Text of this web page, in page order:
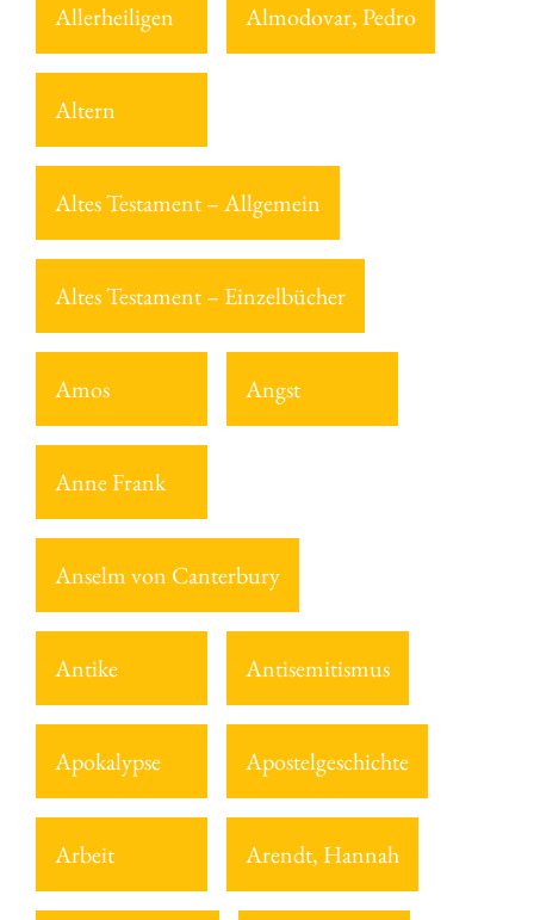
Allerheiligen Almodovar, Pedro
Altern
Altes Testament – Allgemein
Altes Testament – Einzelbücher
Amos Angst
Anne Frank
Anselm von Canterbury
Antike Antisemitismus
Apokalypse Apostelgeschichte
Arbeit Arendt, Hannah